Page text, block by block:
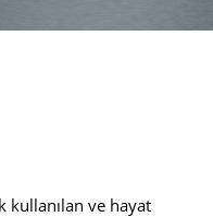
kullanılan ve hayat